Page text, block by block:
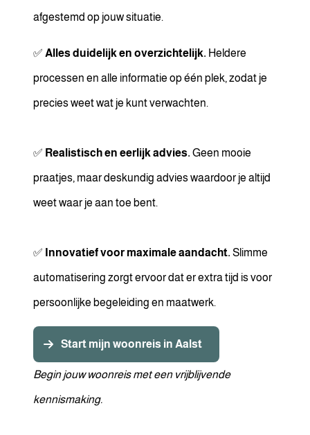
afgestemd op jouw situatie.
✅ Alles duidelijk en overzichtelijk. Heldere
processen en alle informatie op één plek, zodat je
precies weet wat je kunt verwachten.
✅ Realistisch en eerlijk advies. Geen mooie
praatjes, maar deskundig advies waardoor je altijd
weet waar je aan toe bent.
✅ Innovatief voor maximale aandacht. Slimme
automatisering zorgt ervoor dat er extra tijd is voor
persoonlijke begeleiding en maatwerk.
Start mijn woonreis in Aalst
Begin jouw woonreis met een vrijblijvende
kennismaking.